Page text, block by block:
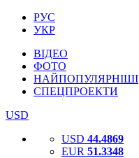
РУС
УКР
ВІДЕО
ФОТО
НАЙПОПУЛЯРНІШІ
СПЕЦПРОЕКТИ
USD
USD 44.4869
EUR 51.3348